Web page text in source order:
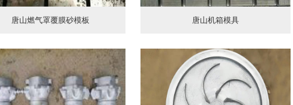
唐山燃气罩覆膜砂模板 唐山机箱模具